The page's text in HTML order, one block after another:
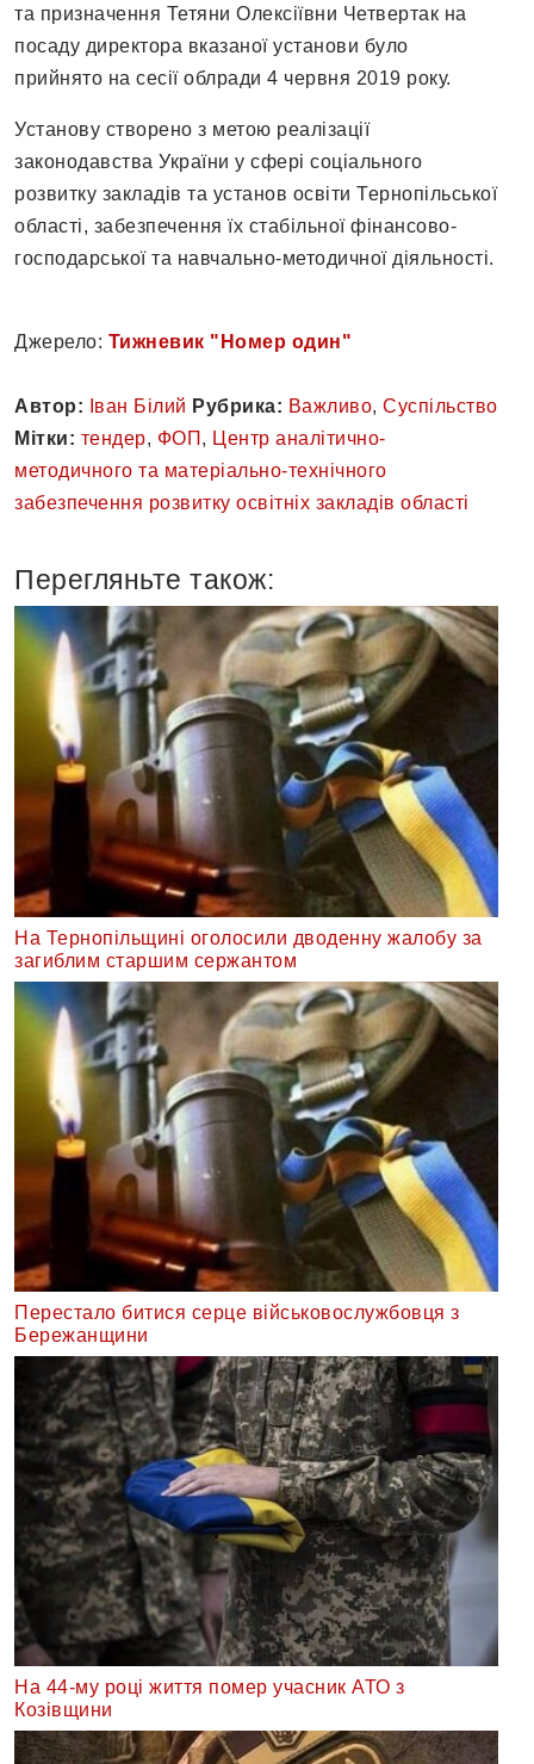
та призначення Тетяни Олексіївни Четвертак на
посаду директора вказаної установи було
прийнято на сесії облради 4 червня 2019 року.
Установу створено з метою реалізації
законодавства України у сфері соціального
розвитку закладів та установ освіти Тернопільської
області, забезпечення їх стабільної фінансово-
господарської та навчально-методичної діяльності.
Джерело: Тижневик "Номер один"
Автор: Іван Білий Рубрика: Важливо, Суспільство
Мітки: тендер, ФОП , Центр аналітично-
методичного та матеріально-технічного
забезпечення розвитку освітніх закладів області
Перегляньте також:
На Тернопільщині оголосили дводенну жалобу за
загиблим старшим сержантом
Перестало битися серце військовослужбовця з
Бережанщини
На 44-му році життя помер учасник АТО з
Козівщини